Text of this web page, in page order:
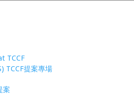
TCCF
TCCF提案專場
案